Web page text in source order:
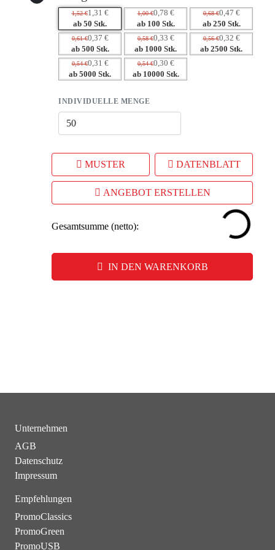
1,52 €1,31 €
ab 50 Stk.
1,00 €0,78 €
ab 100 Stk.
0,68 €0,47 €
ab 250 Stk.
0,61 €0,37 €
ab 500 Stk.
0,58 €0,33 €
ab 1000 Stk.
0,56 €0,32 €
ab 2500 Stk.
0,54 €0,31 €
ab 5000 Stk.
0,54 €0,30 €
ab 10000 Stk.
INDIVIDUELLE MENGE
MUSTER DATENBLATT
ANGEBOT ERSTELLEN
Gesamtsumme (netto):
IN DEN WARENKORB
Unternehmen
AGB
Datenschutz
Impressum
Empfehlungen
PromoClassics
PromoGreen
PromoUSB